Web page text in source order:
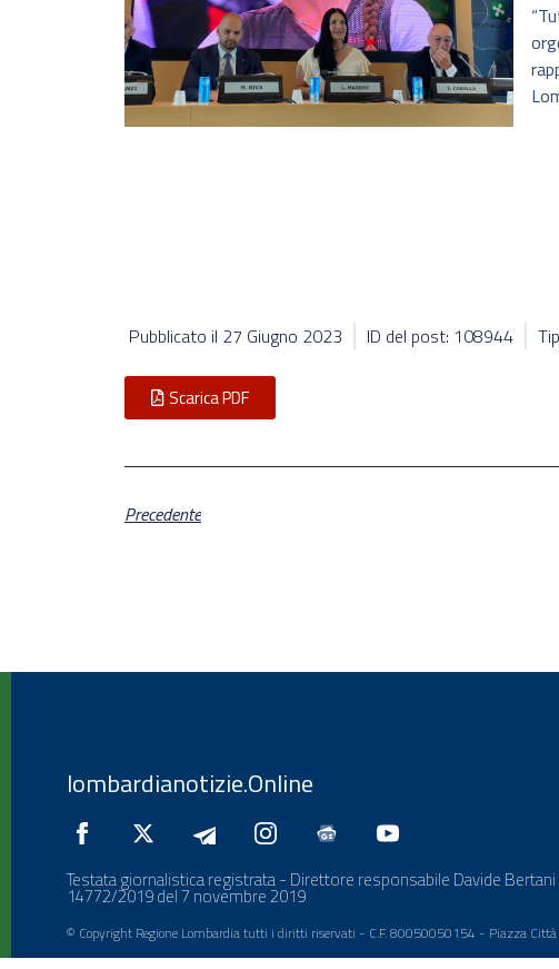
Pubblicato il 27 Giugno 2023 ID del post: 108944
Scarica PDF
Precedente
lombardianotizie.Online
Testata giornalistica registrata - Direttore responsabile Davide Bertani
14772/2019 del 7 novembre 2019
© Copyright Regione Lombardia tutti i diritti riservati - C.F. 80050050154 - Piazza